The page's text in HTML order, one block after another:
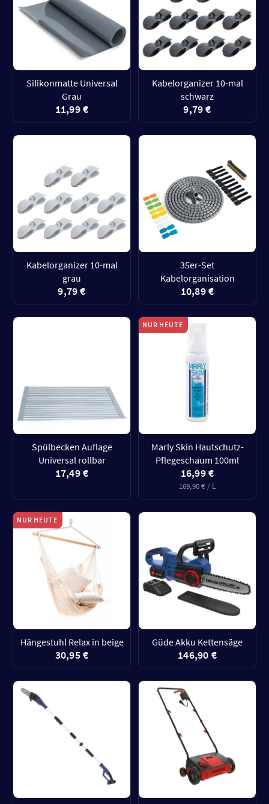
Silikonmatte Universal
Grau
11,99 €
Kabelorganizer 10-mal
schwarz
9,79 €
Kabelorganizer 10-mal
grau
9,79 €
35er-Set
Kabelorganisation
10,89 €
Spülbecken Auflage
Universal rollbar
17,49 €
NUR HEUTE
Marly Skin Hautschutz-
Pflegeschaum 100ml
16,99 €
169,90 € / L
NUR HEUTE
Hängestuhl Relax in beige
30,95 €
Güde Akku Kettensäge
146,90 €